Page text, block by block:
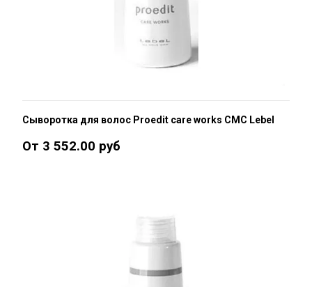
Сыворотка для волос Proedit care works CMC Lebel
От 3 552.00 руб